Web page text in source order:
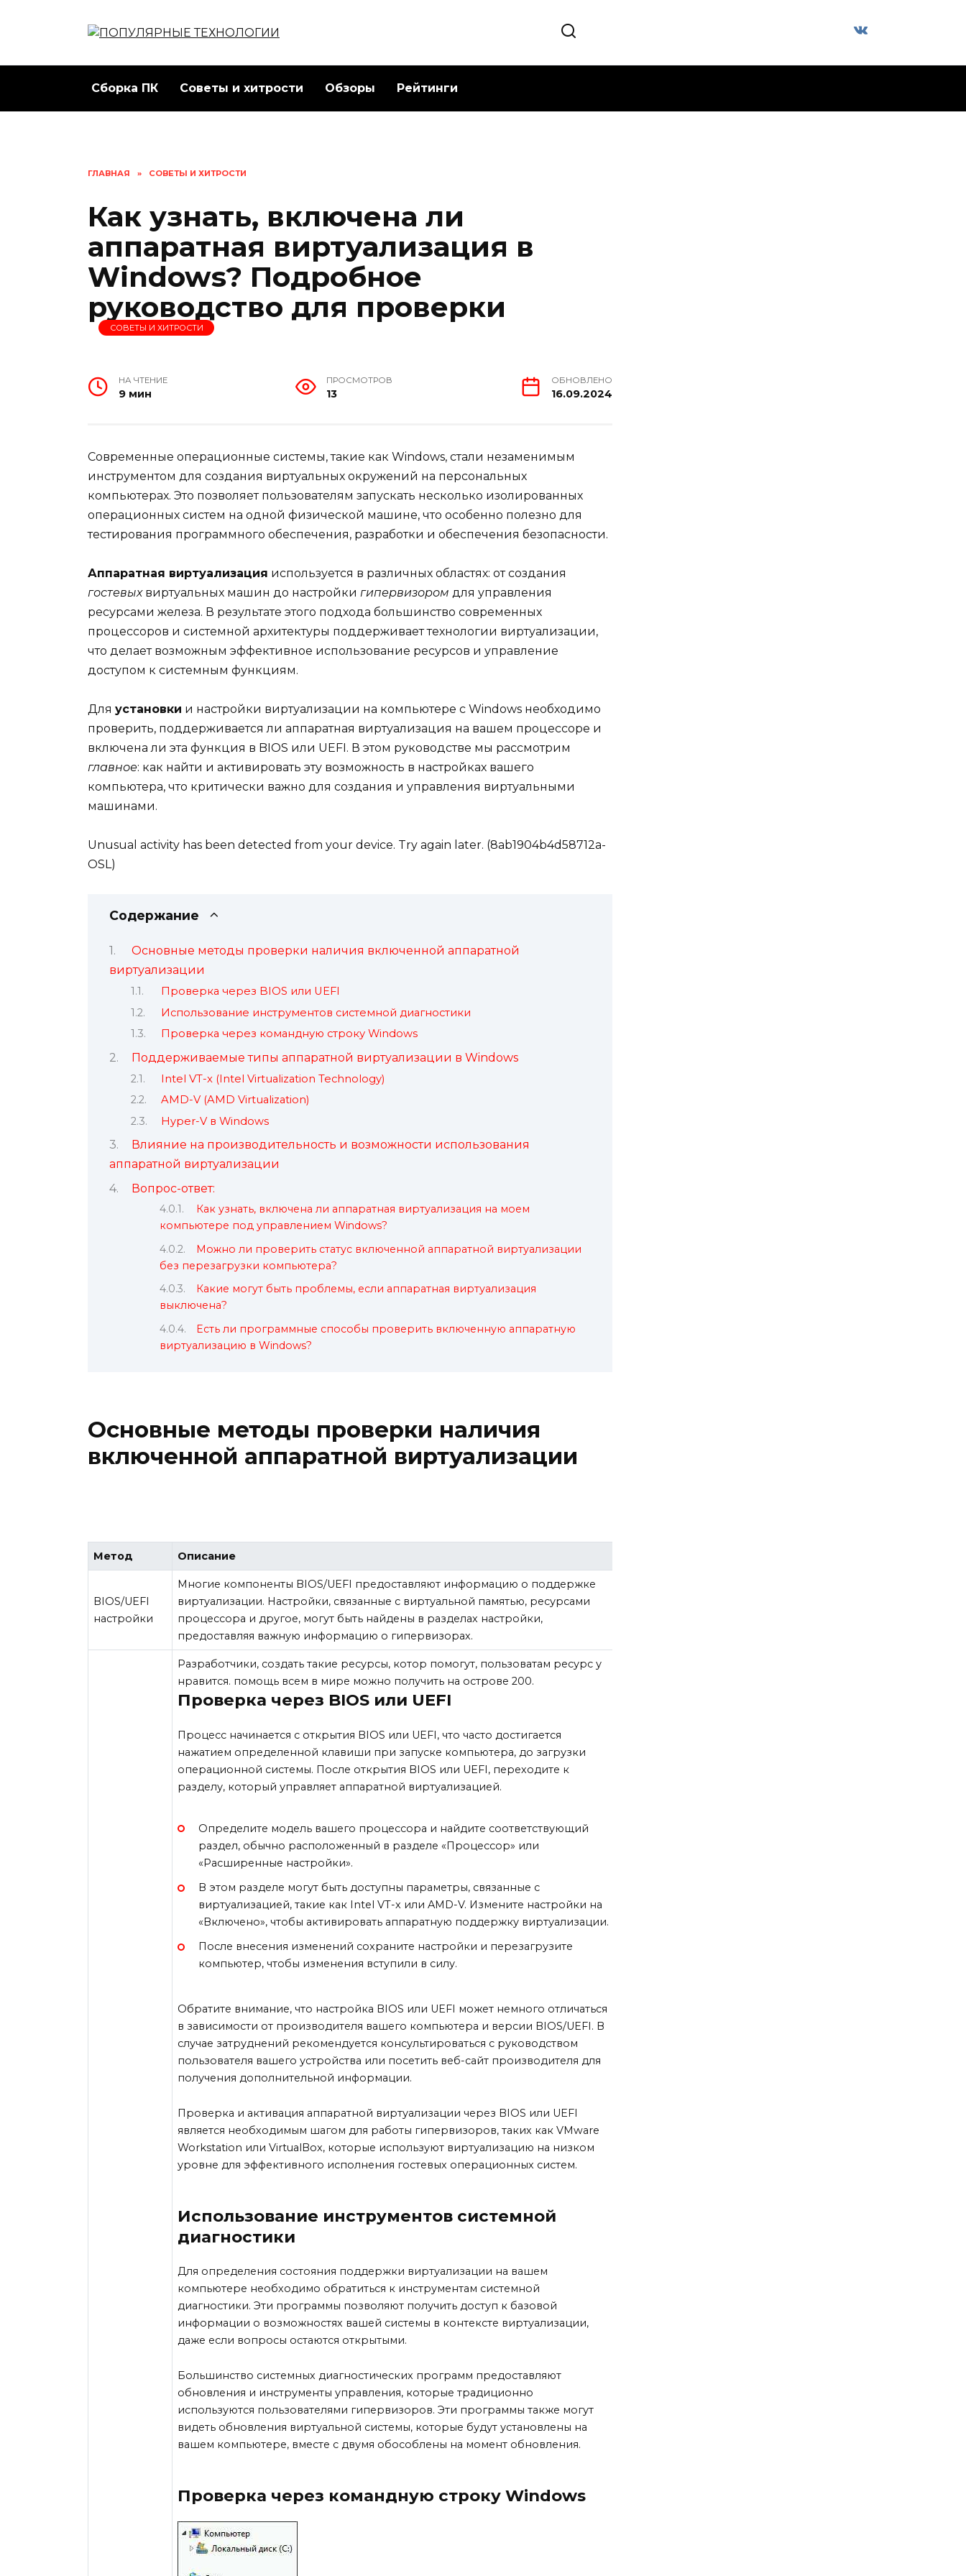
Сборка ПК Советы и хитрости Обзоры Рейтинги
ГЛАВНАЯ » СОВЕТЫ И ХИТРОСТИ
Как узнать, включена ли
аппаратная виртуализация в
Windows? Подробное
руководство для проверки
СОВЕТЫ И ХИТРОСТИ
НА ЧТЕНИЕ
9 мин
ПРОСМОТРОВ
13
ОБНОВЛЕНО
16.09.2024
Современные операционные системы, такие как Windows, стали незаменимым
инструментом для создания виртуальных окружений на персональных
компьютерах. Это позволяет пользователям запускать несколько изолированных
операционных систем на одной физической машине, что особенно полезно для
тестирования программного обеспечения, разработки и обеспечения безопасности.
Аппаратная виртуализация используется в различных областях: от создания
гостевыхвиртуальных машин до настройки гипервизором для управления
ресурсами железа. В результате этого подхода большинство современных
процессоров и системной архитектуры поддерживает технологии виртуализации,
что делает возможным эффективное использование ресурсов и управление
доступом к системным функциям.
Для установки и настройки виртуализации на компьютере с Windows необходимо
проверить, поддерживается ли аппаратная виртуализация на вашем процессоре и
включена ли эта функция в BIOS или UEFI. В этом руководстве мы рассмотрим
главное: как найти и активировать эту возможность в настройках вашего
компьютера, что критически важно для создания и управления виртуальными
машинами.
Unusual activity has been detected from your device. Try again later. (8ab1904b4d58712a-
OSL)
Содержание
Основные методы проверки наличия включенной аппаратной
виртуализации
Проверка через BIOS или UEFI
Использование инструментов системной диагностики
Проверка через командную строку Windows
Поддерживаемые типы аппаратной виртуализации в Windows
Intel VT-x (Intel Virtualization Technology)
AMD-V (AMD Virtualization)
Hyper-V в Windows
Влияние на производительность и возможности использования
аппаратной виртуализации
Вопрос-ответ:
Как узнать, включена ли аппаратная виртуализация на моем
компьютере под управлением Windows?
Можно ли проверить статус включенной аппаратной виртуализации
без перезагрузки компьютера?
Какие могут быть проблемы, если аппаратная виртуализация
выключена?
Есть ли программные способы проверить включенную аппаратную
виртуализацию в Windows?
Основные методы проверки наличия
включенной аппаратной виртуализации
Метод Описание
BIOS/UEFI
настройки
Многие компоненты BIOS/UEFI предоставляют информацию о поддержке
виртуализации. Настройки, связанные с виртуальной памятью, ресурсами
процессора и другое, могут быть найдены в разделах настройки,
предоставляя важную информацию о гипервизорах.
Разработчики, создать такие ресурсы, котор помогут, пользоватам ресурс у
нравится. помощь всем в мире можно получить на острове 200.
Проверка через BIOS или UEFI
Процесс начинается с открытия BIOS или UEFI, что часто достигается
нажатием определенной клавиши при запуске компьютера, до загрузки
операционной системы. После открытия BIOS или UEFI, переходите к
разделу, который управляет аппаратной виртуализацией.
Определите модель вашего процессора и найдите соответствующий
раздел, обычно расположенный в разделе «Процессор» или
«Расширенные настройки».
В этом разделе могут быть доступны параметры, связанные с
виртуализацией, такие как Intel VT-x или AMD-V. Измените настройки на
«Включено», чтобы активировать аппаратную поддержку виртуализации.
После внесения изменений сохраните настройки и перезагрузите
компьютер, чтобы изменения вступили в силу.
Обратите внимание, что настройка BIOS или UEFI может немного отличаться
в зависимости от производителя вашего компьютера и версии BIOS/UEFI. В
случае затруднений рекомендуется консультироваться с руководством
пользователя вашего устройства или посетить веб-сайт производителя для
получения дополнительной информации.
Проверка и активация аппаратной виртуализации через BIOS или UEFI
является необходимым шагом для работы гипервизоров, таких как VMware
Workstation или VirtualBox, которые используют виртуализацию на низком
уровне для эффективного исполнения гостевых операционных систем.
Использование инструментов системной
диагностики
Для определения состояния поддержки виртуализации на вашем
компьютере необходимо обратиться к инструментам системной
диагностики. Эти программы позволяют получить доступ к базовой
информации о возможностях вашей системы в контексте виртуализации,
даже если вопросы остаются открытыми.
Большинство системных диагностических программ предоставляют
обновления и инструменты управления, которые традиционно
используются пользователями гипервизоров. Эти программы также могут
видеть обновления виртуальной системы, которые будут установлены на
вашем компьютере, вместе с двумя обособлены на момент обновления.
Проверка через командную строку Windows